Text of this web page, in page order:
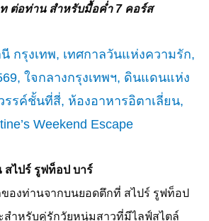
ต่อท่าน สำหรับมื้อค่ำ 7 คอร์ส
ไปร์ รูฟท็อป บาร์
องท่านจากบนยอดตึกที่ สไปร์ รูฟท็อป
สำหรับคู่รักวัยหนุ่มสาวที่มีไลฟ์สไตล์